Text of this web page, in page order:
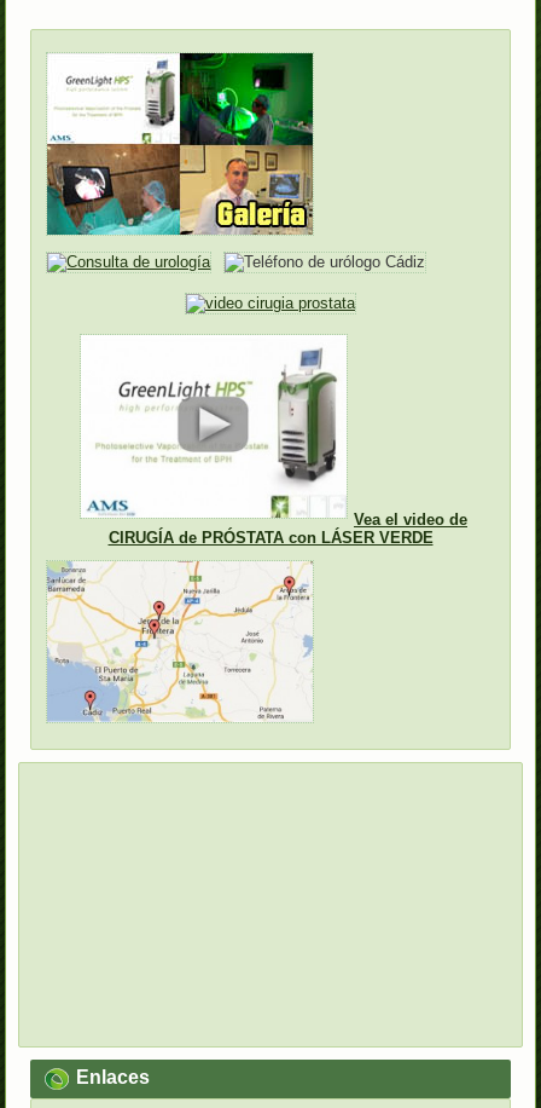
Vea el video de
CIRUGÍA de PRÓSTATA con LÁSER VERDE
Enlaces